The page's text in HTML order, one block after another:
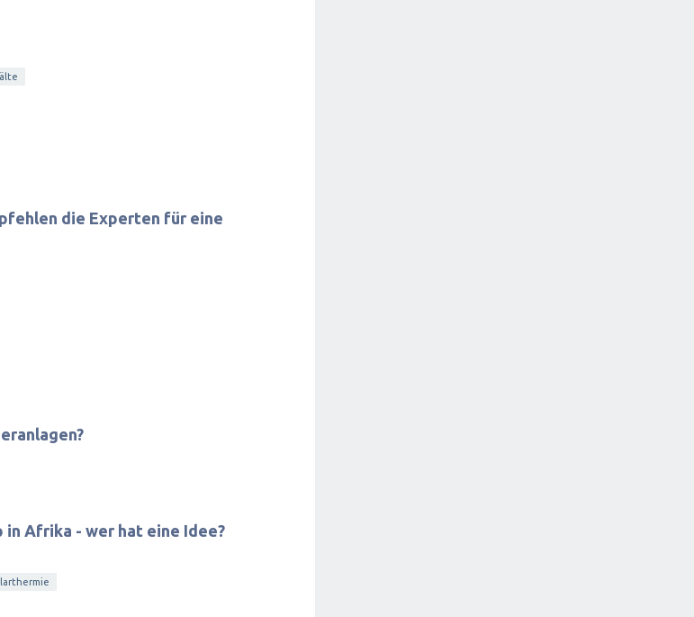
die Experten für eine
in Afrika - wer hat eine Idee?